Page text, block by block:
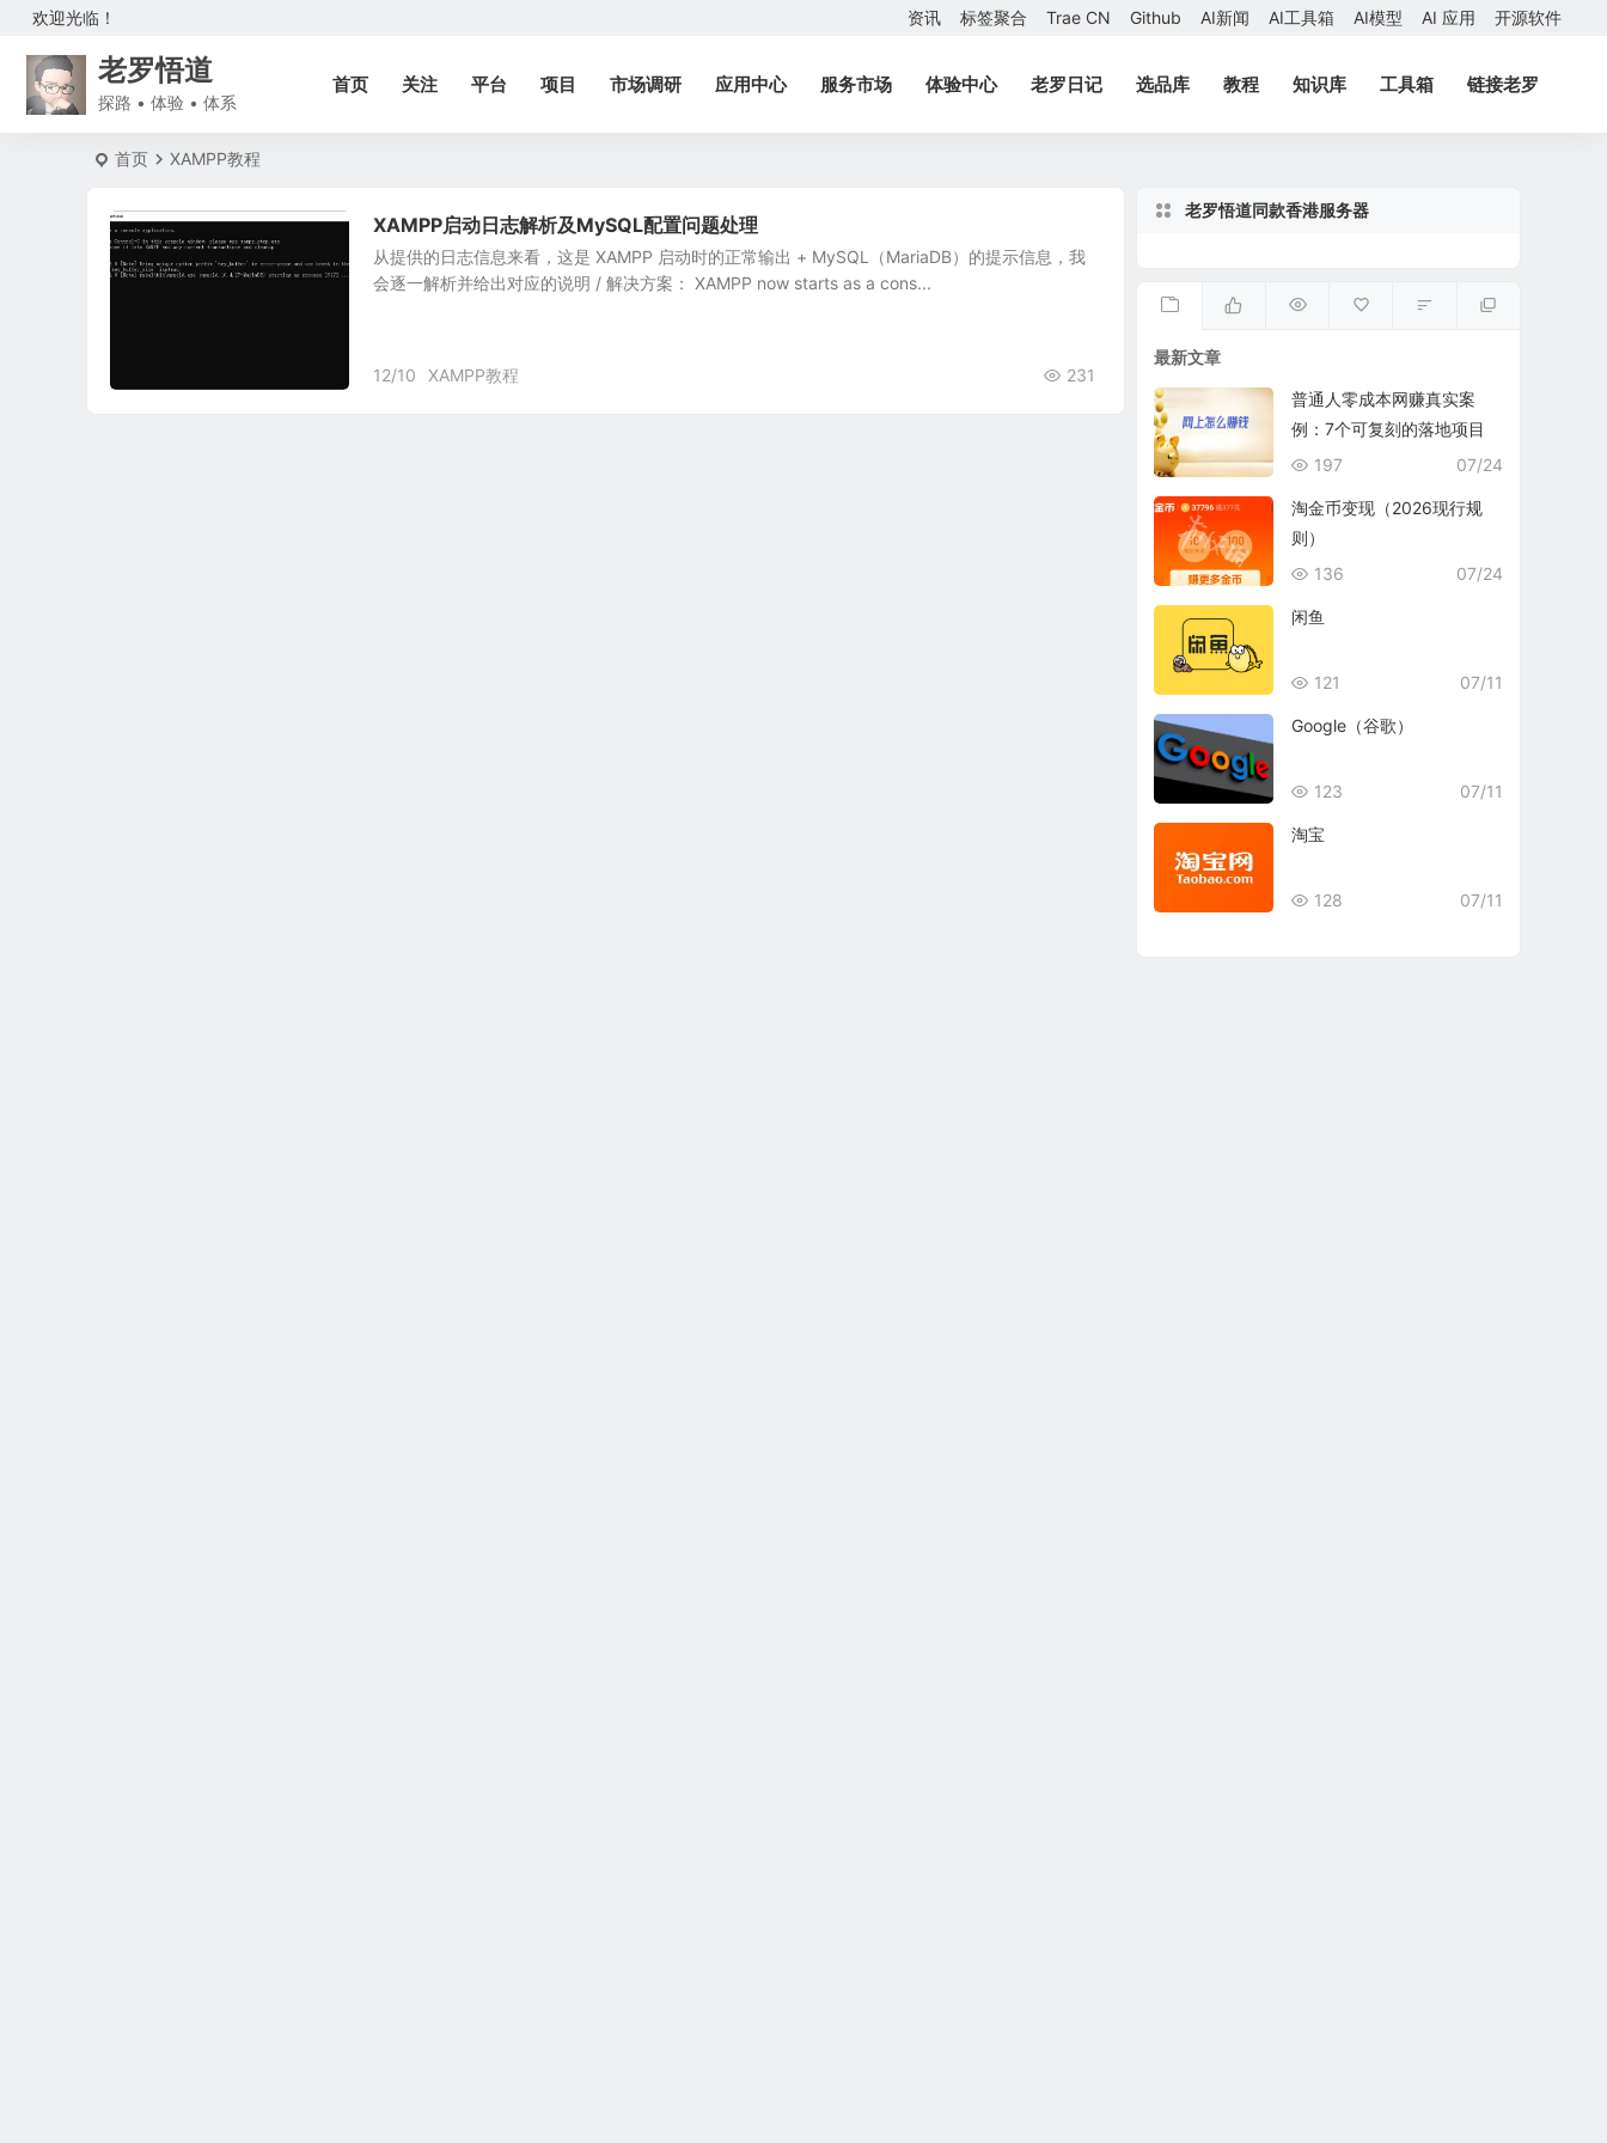
欢迎光临！ 资讯 标签聚合 Trae CN Github AI新闻 AI工具箱 AI模型 AI 应用 开源软件
老罗悟道
探路 • 体验 • 体系
首页 关注 平台 项目 市场调研 应用中心 服务市场 体验中心 老罗日记 选品库 教程 知识库 工具箱 链接老罗
首页 XAMPP教程
XAMPP启动日志解析及MySQL配置问题处理
从提供的日志信息来看，这是 XAMPP 启动时的正常输出 + MySQL（MariaDB）的提示信息，我
会逐一解析并给出对应的说明 / 解决方案： XAMPP now starts as a cons...
12/10 231
XAMPP教程
老罗悟道同款香港服务器
最新文章
普通人零成本网赚真实案
例：7个可复刻的落地项目
07/24
197
淘金币变现（2026现行规
则）
07/24
136
闲鱼
07/11
121
Google（谷歌）
07/11
123
淘宝
07/11
128